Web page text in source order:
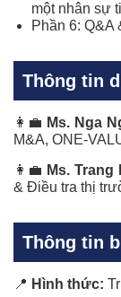
một nhân sự
Phần 6: Q&A
Thông tin
👩‍💼 Ms. Nga
M&A, ONE-
👩‍💼 Ms. Trang
& Điều tra thị
Thông tin
📍 Hình thức: